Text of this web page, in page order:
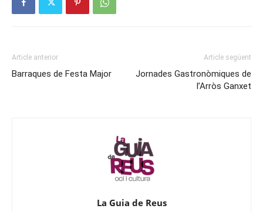
Article anterior
Barraques de Festa Major
Article següent
Jornades Gastronòmiques de
l’Arròs Ganxet
La Guia de Reus